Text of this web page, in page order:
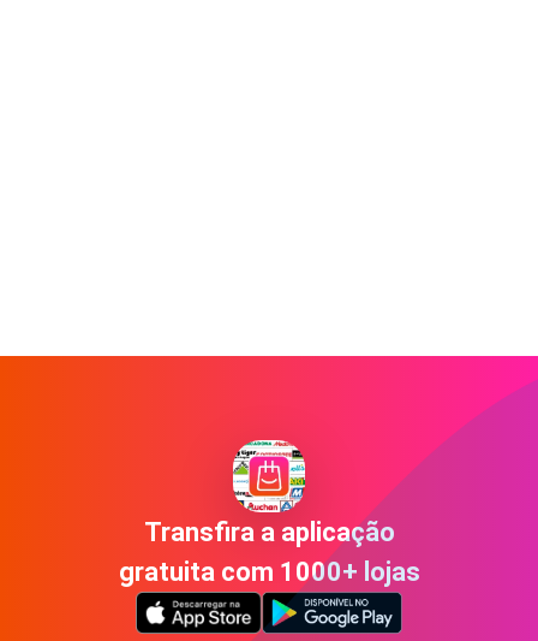
Transfira a aplicação
gratuita com 1000+ lojas